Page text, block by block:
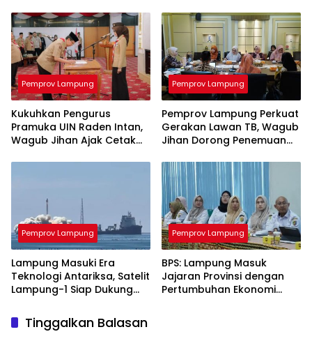
Aset Provinsi
Pemprov Lampung
Kukuhkan Pengurus
Pramuka UIN Raden Intan,
Wagub Jihan Ajak Cetak
Indonesia Emas 2045
Pemprov Lampung
Pemprov Lampung Perkuat
Gerakan Lawan TB, Wagub
Jihan Dorong Penemuan
Tuntas
Pemprov Lampung
Lampung Masuki Era
Teknologi Antariksa, Satelit
Lampung-1 Siap Dukung
Pemprov Lampung
BPS: Lampung Masuk
Jajaran Provinsi dengan
Pertumbuhan Ekonomi
Tinggalkan Balasan